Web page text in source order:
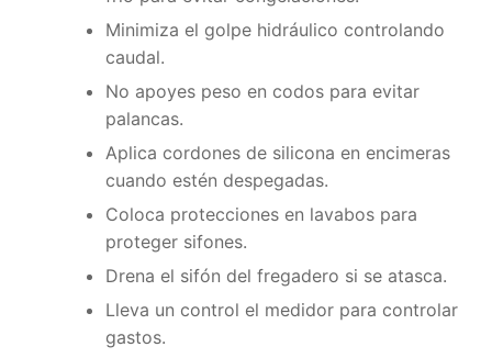
Minimiza el golpe hidráulico controlando
caudal.
No apoyes peso en codos para evitar
palancas.
Aplica cordones de silicona en encimeras
cuando estén despegadas.
Coloca protecciones en lavabos para
proteger sifones.
Drena el sifón del fregadero si se atasca.
Lleva un control el medidor para controlar
gastos.